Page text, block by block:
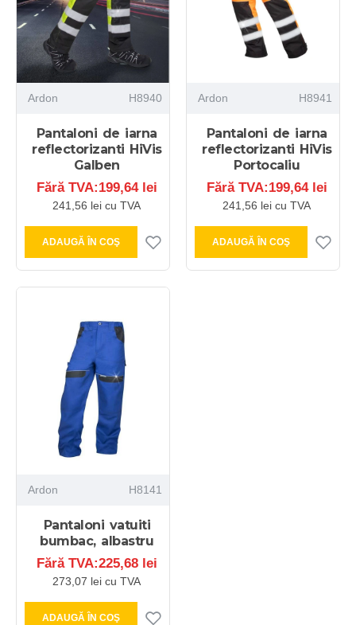
Ardon H8940
Pantaloni de iarna
reflectorizanti HiVis
Galben
Fără TVA:199,64 lei
241,56 lei cu TVA
ADAUGĂ ÎN COŞ
Ardon H8941
Pantaloni de iarna
reflectorizanti HiVis
Portocaliu
Fără TVA:199,64 lei
241,56 lei cu TVA
ADAUGĂ ÎN COŞ
Ardon H8141
Pantaloni vatuiti
bumbac, albastru
Fără TVA:225,68 lei
273,07 lei cu TVA
ADAUGĂ ÎN COŞ